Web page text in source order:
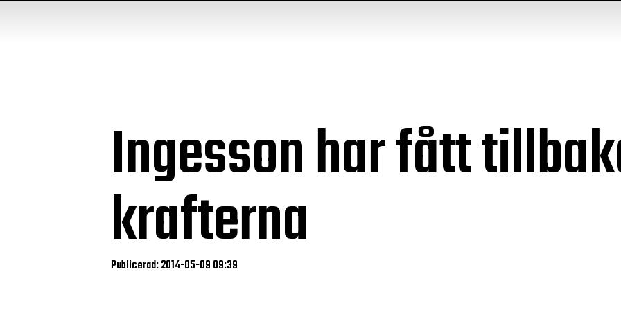
Ingesson har fått
krafterna
Publicerad: 2014-05-09 09:39